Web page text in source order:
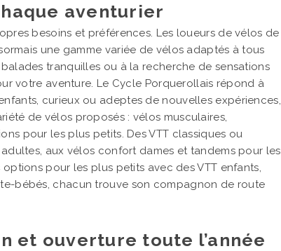
aventurier
besoins et préférences. Les loueurs de vélos de
une gamme variée de vélos adaptés à tous
tranquilles ou à la recherche de sensations
votre aventure. Le Cycle Porquerollais répond à
curieux ou adeptes de nouvelles expériences,
de vélos proposés : vélos musculaires,
pour les plus petits. Des VTT classiques ou
aux vélos confort dames et tandems pour les
pour les plus petits avec des VTT enfants,
bébés, chacun trouve son compagnon de route
et ouverture toute l’année